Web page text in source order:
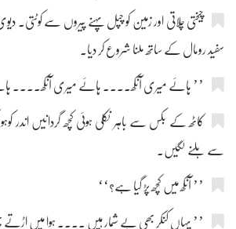
چیختی چلاتی اور زمین کو چپل پہنے پیروں سے کوٹتی۔
سفید رومال کے ساتھ ملنا شروع کر دیا۔
’’ ہائے میری آنکھ.... ہائے میری آنکھ....
کاٹھ کے بکس سے باہر نکلی ہوئی کچھ گردانیں اندر
سے ہلنے لگیں۔
’’ آنکھ میں کچھ پڑ گیا ہے؟‘‘
’’ یہاں کنکر بھی بے شمار ہیں .... ہوا میں